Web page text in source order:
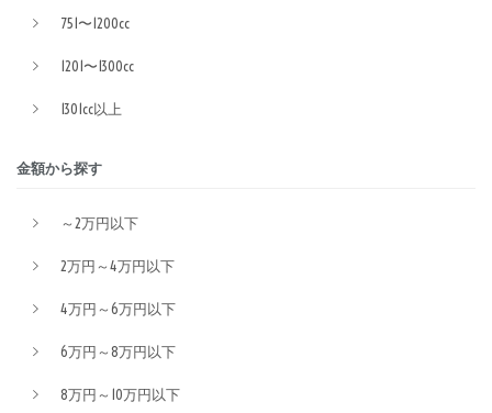
751〜1200cc
1201〜1300cc
1301cc以上
金額から探す
～2万円以下
2万円～4万円以下
4万円～6万円以下
6万円～8万円以下
8万円～10万円以下